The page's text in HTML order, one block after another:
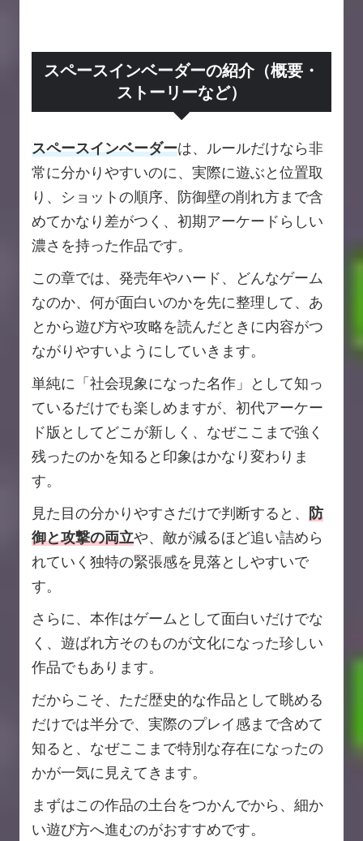
スペースインベーダーの紹介（概要・
ストーリーなど）
スペースインベーダーは、ルールだけなら非
常に分かりやすいのに、実際に遊ぶと位置取
り、ショットの順序、防御壁の削れ方まで含
めてかなり差がつく、初期アーケードらしい
濃さを持った作品です。
この章では、発売年やハード、どんなゲーム
なのか、何が面白いのかを先に整理して、あ
とから遊び方や攻略を読んだときに内容がつ
ながりやすいようにしていきます。
単純に「社会現象になった名作」として知っ
ているだけでも楽しめますが、初代アーケー
ド版としてどこが新しく、なぜここまで強く
残ったのかを知ると印象はかなり変わりま
す。
見た目の分かりやすさだけで判断すると、 防
御と攻撃の両立や、敵が減るほど追い詰めら
れていく独特の緊張感を見落としやすいで
す。
さらに、本作はゲームとして面白いだけでな
く、遊ばれ方そのものが文化になった珍しい
作品でもあります。
だからこそ、ただ歴史的な作品として眺める
だけでは半分で、実際のプレイ感まで含めて
知ると、なぜここまで特別な存在になったの
かが一気に見えてきます。
まずはこの作品の土台をつかんでから、細か
い遊び方へ進むのがおすすめです。